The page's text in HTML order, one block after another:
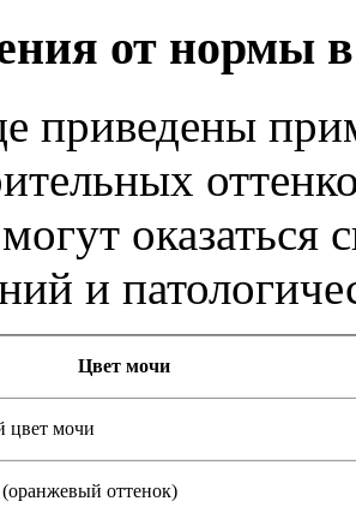
от нормы
приведены
и
Цвет мочи
цвет мочи
оттенок)